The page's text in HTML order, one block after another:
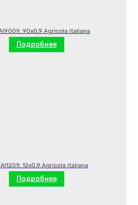
90х0,9 Agricola italiana
Подробнее
12х0,9 Agricola italiana
Подробнее